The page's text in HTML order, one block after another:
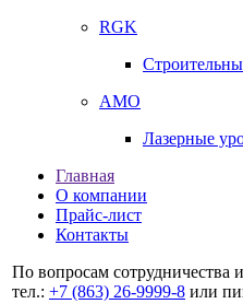
RGK
AMO
Лазерные
Главная
О компании
Прайс-лист
Контакты
По вопросам сотрудничества
тел.: +7 (863) 26‐9999‐8 или